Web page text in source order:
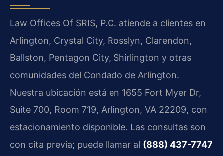
Law Offices Of SRIS, P.C. atiende a clientes en
Arlington, Crystal City, Rosslyn, Clarendon,
Ballston, Pentagon City, Shirlington y otras
comunidades del Condado de Arlington.
Nuestra ubicación está en 1655 Fort Myer Dr,
Suite 700, Room 719, Arlington, VA 22209, con
estacionamiento disponible. Las consultas son
con cita previa; puede llamar al (888) 437-7747